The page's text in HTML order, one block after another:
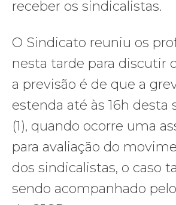
receber os sindicalistas.
O Sindicato reuniu os
nesta tarde para discutir
a previsão é de que a
estenda até às 16h desta
(1), quando ocorre uma
para avaliação do
dos sindicalistas, o caso
sendo acompanhado